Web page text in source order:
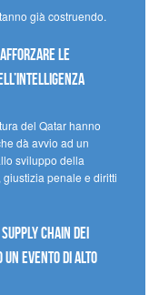
già costruendo.
le
del Qatar hanno
dà avvio ad un
sviluppo della
penale e diritti
chain dei
un evento di alto